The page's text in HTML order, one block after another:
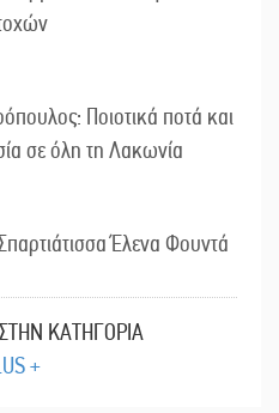
Ποιοτικά ποτά και
σε όλη τη Λακωνία
Έλενα Φουντά
ΚΑΤΗΓΟΡΙΑ
+